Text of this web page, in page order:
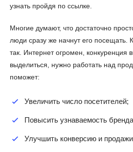
узнать пройдя по ссылке.
Многие думают, что достаточно
люди сразу же начнут его посещать.
так. Интернет огромен, конкуренция
выделиться, нужно работать над
поможет:
Увеличить число посетителей;
Повысить узнаваемость
Улучшить конверсию и